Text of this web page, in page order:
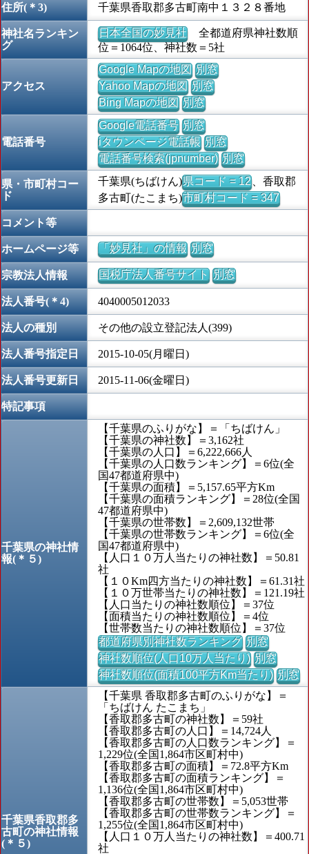
住所(＊3) 千葉県香取郡多古町南中１３２８番地
神社名ランキン
グ
日本全国の妙見社全都道府県神社数順
位＝1064位、神社数＝5社
アクセス
Google Mapの地図 別窓
Yahoo Mapの地図 別窓
Bing Mapの地図 別窓
電話番号
Google電話番号 別窓
iタウンページ電話帳 別窓
電話番号検索(jpnumber) 別窓
県・市町村コー
ド
千葉県(ちばけん)県コード = 12、香取郡
多古町(たこまち)市町村コード = 347
コメント等
ホームページ等 「妙見社」の情報 別窓
宗教法人情報 国税庁法人番号サイト 別窓
法人番号(＊4) 4040005012033
法人の種別 その他の設立登記法人(399)
法人番号指定日 2015-10-05(月曜日)
法人番号更新日 2015-11-06(金曜日)
特記事項
千葉県の神社情
報(＊５)
【千葉県のふりがな】＝「ちばけん」
【千葉県の神社数】＝3,162社
【千葉県の人口】＝6,222,666人
【千葉県の人口数ランキング】＝6位(全
国47都道府県中)
【千葉県の面積】＝5,157.65平方Km
【千葉県の面積ランキング】＝28位(全国
47都道府県中)
【千葉県の世帯数】＝2,609,132世帯
【千葉県の世帯数ランキング】＝6位(全
国47都道府県中)
【人口１０万人当たりの神社数】＝50.81
社
【１０Km四方当たりの神社数】＝61.31社
【１０万世帯当たりの神社数】＝121.19社
【人口当たりの神社数順位】＝37位
【面積当たりの神社数順位】＝4位
【世帯数当たりの神社数順位】＝37位
都道府県別神社数ランキング 別窓
神社数順位(人口10万人当たり) 別窓
神社数順位(面積100平方Km当たり) 別窓
千葉県香取郡多
古町の神社情報
(＊５)
【千葉県 香取郡多古町のふりがな】＝
「ちばけん たこまち」
【香取郡多古町の神社数】＝59社
【香取郡多古町の人口】＝14,724人
【香取郡多古町の人口数ランキング】＝
1,229位(全国1,864市区町村中)
【香取郡多古町の面積】＝72.8平方Km
【香取郡多古町の面積ランキング】＝
1,136位(全国1,864市区町村中)
【香取郡多古町の世帯数】＝5,053世帯
【香取郡多古町の世帯数ランキング】＝
1,255位(全国1,864市区町村中)
【人口１０万人当たりの神社数】＝400.71
社